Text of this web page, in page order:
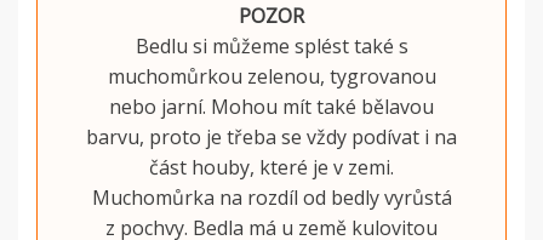
POZOR
Bedlu si můžeme splést také s
muchomůrkou zelenou, tygrovanou
nebo jarní. Mohou mít také bělavou
barvu, proto je třeba se vždy podívat i na
část houby, které je v zemi.
Muchomůrka na rozdíl od bedly vyrůstá
z pochvy. Bedla má u země kulovitou